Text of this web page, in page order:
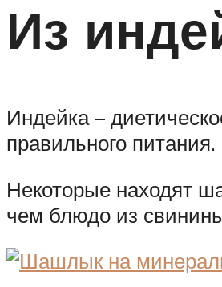
Из
Индейка –
правильного питания.
Некоторые находят
чем блюдо из